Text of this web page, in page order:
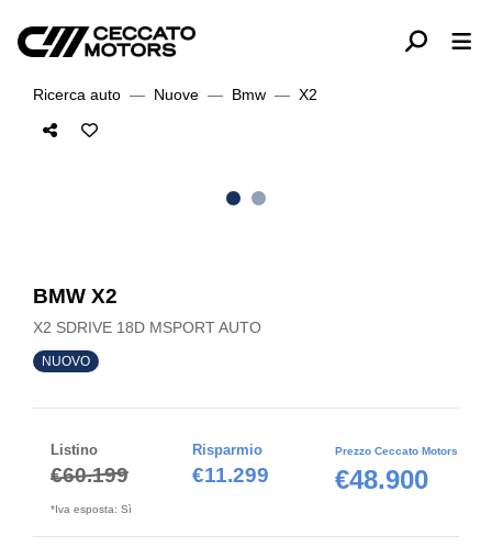
Ricerca auto Nuove Bmw X2
BMW X2
X2 SDRIVE 18D MSPORT AUTO
NUOVO
Listino
€60.199
Risparmio
€11.299
Prezzo Ceccato Motors
€48.900
*Iva esposta: Sì